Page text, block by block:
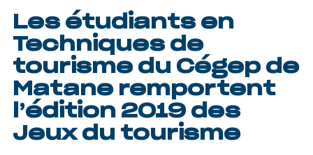
Les étudiants en
Techniques de
tourisme du Cégep de
Matane remportent
l’édition 2019 des
Jeux du tourisme